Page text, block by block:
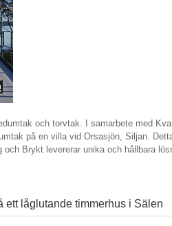
och torvtak. I samarbete med
på en villa vid Orsasjön, Siljan.
Brykt levererar unika och hållbara
ett låglutande timmerhus i Sälen